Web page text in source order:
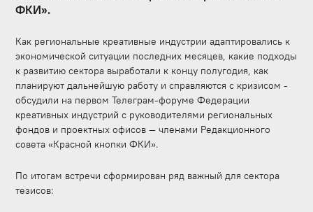
ФКИ».
Как региональные креативные индустрии адаптировались к
экономической ситуации последних месяцев, какие подходы
к развитию сектора выработали к концу полугодия, как
планируют дальнейшую работу и справляются с кризисом -
обсудили на первом Телеграм-форуме Федерации
креативных индустрий с руководителями региональных
фондов и проектных офисов — членами Редакционного
совета «Красной кнопки ФКИ».
По итогам встречи сформирован ряд важный для сектора
тезисов: